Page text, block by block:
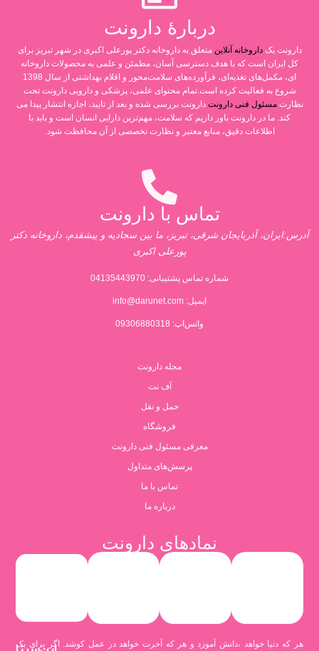
دربارۀ دارونت
دارونت یکداروخانه آنلاین متعلق به داروخانه دکتر پورعلی اکبری در شهر تبریز برای
کل ایران است که با هدف دسترسی آسان، مطمئن و علمی به محصولات داروخانه
ای، مکمل‌های تغذیه‌ای، فرآورده‌های سلامت‌محور و اقلام بهداشتی از سال 1398
شروع به فعالیت کرده است.تمام محتوای علمی، پزشکی و دارویی دارونت تحت
نظارتمسئول فنی دارونت دارونت بررسی شده و بعد از تایید، اجازه انتشار پیدا می
کند. ما در دارونت باور داریم که سلامت، مهم‌ترین دارایی انسان است و باید با
اطلاعات دقیق، منابع معتبر و نظارت تخصصی از آن محافظت شود.
تماس با دارونت
آدرس:ایران، آذربایجان شرقی، تبریز، ما بین سجادیه و پیشقدم، داروخانه دکتر
پورعلی اکبری
شماره تماس پشتیبانی: 04135443970
ایمیل: info@darunet.com
واتس‌اپ: 09306880318
مجله دارونت
آف نت
حمل و نقل
فروشگاه
معرفی مسئول فنی دارونت
پرسش‌های متداول
تماس با ما
درباره ما
نمادهای دارونت
هر که دنیا خواهد ،دانش آموزد و هر که آخرت خواهد در عمل کوشد. اگر برای یک